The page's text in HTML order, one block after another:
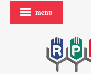
menu